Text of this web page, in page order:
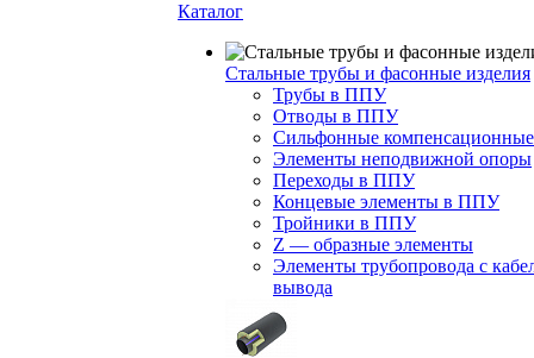
Каталог
Стальные трубы и фасонные изделия
Трубы в ППУ
Отводы в ППУ
Сильфонные
Элементы неподвижной опоры
Переходы в ППУ
Концевые элементы в ППУ
Тройники в ППУ
Z — образные элементы
Элементы трубопровода с
вывода